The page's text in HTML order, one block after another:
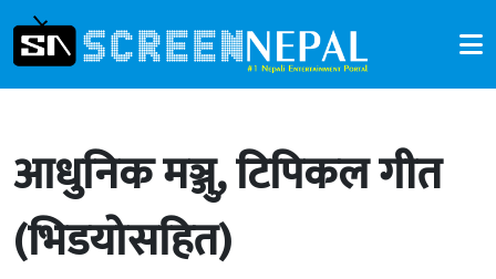
आधुनिक मञ्जु, टिपिकल गीत
(भिडयोसहित)